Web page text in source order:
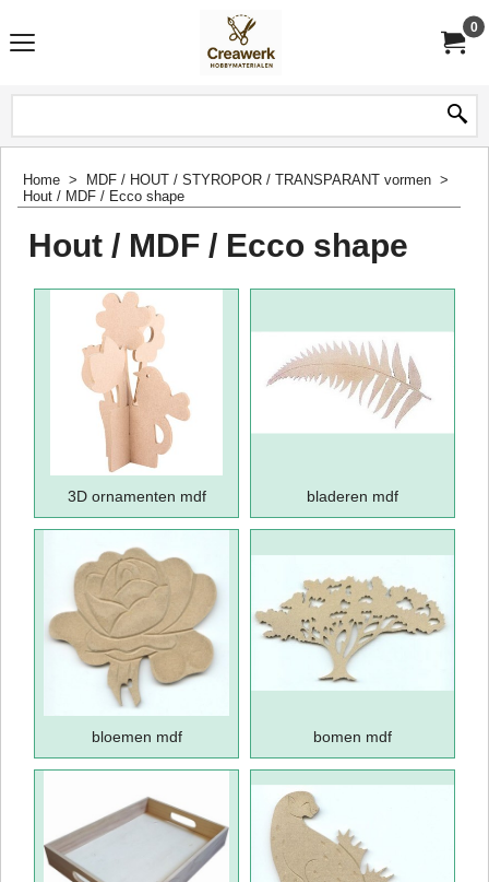
0
Home > MDF / HOUT / STYROPOR / TRANSPARANT vormen >
Hout / MDF / Ecco shape
Hout / MDF / Ecco shape
3D ornamenten mdf bladeren mdf
bloemen mdf bomen mdf